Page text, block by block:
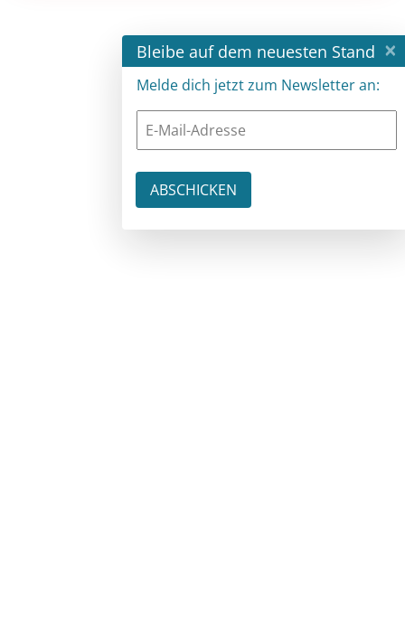
Bleibe auf dem neuesten Stand ×
Melde dich jetzt zum Newsletter an: